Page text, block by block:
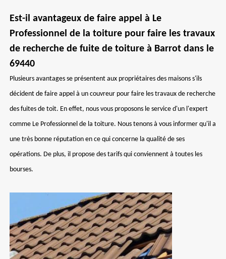
Est-il avantageux de faire appel à Le
Professionnel de la toiture pour faire les travaux
de recherche de fuite de toiture à Barrot dans le
69440
Plusieurs avantages se présentent aux propriétaires des maisons s'ils
décident de faire appel à un couvreur pour faire les travaux de recherche
des fuites de toit. En effet, nous vous proposons le service d'un l'expert
comme Le Professionnel de la toiture. Nous tenons à vous informer qu'il a
une très bonne réputation en ce qui concerne la qualité de ses
opérations. De plus, il propose des tarifs qui conviennent à toutes les
bourses.